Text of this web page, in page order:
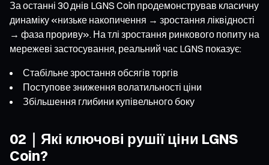
За останні 30 днів LGNS Coin продемонстрував класичну
динаміку «низьке накопичення → зростання ліквідності
→ фаза прориву». На тлі зростання ринкового попиту на
мережеві застосування, реальний час LGNS показує:
Стабільне зростання обсягів торгів
Поступове зниження волатильності ціни
Збільшення глибини купівельного боку
02｜Які ключові рушії ціни LGNS
Coin?